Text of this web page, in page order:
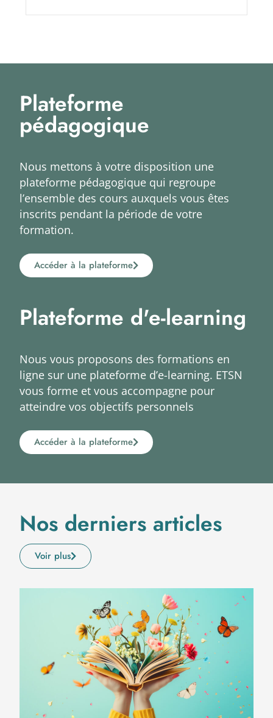
Plateforme
pédagogique
Nous mettons à votre disposition une
plateforme pédagogique qui regroupe
l’ensemble des cours auxquels vous êtes
inscrits pendant la période de votre
formation.
Accéder à la plateforme
Plateforme d'e-learning
Nous vous proposons des formations en
ligne sur une plateforme d’e-learning. ETSN
vous forme et vous accompagne pour
atteindre vos objectifs personnels
Accéder à la plateforme
Nos derniers articles
Voir plus